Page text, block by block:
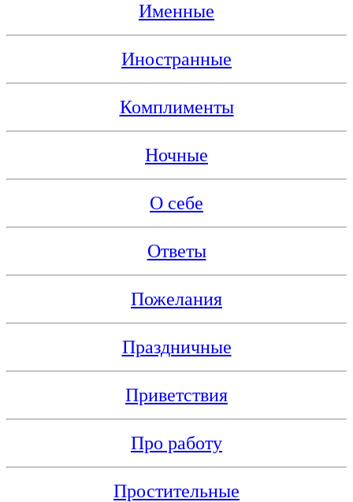
Именные
Иностранные
Комплименты
Ночные
О себе
Ответы
Пожелания
Праздничные
Приветствия
Про работу
Простительные